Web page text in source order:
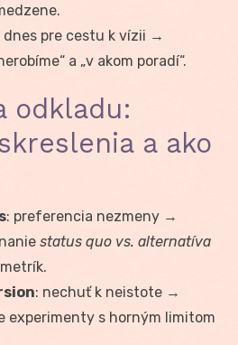
dnes pre cestu k vízii →
a „v akom poradí“.
odkladu:
a ako
: preferencia nezmeny →
status quo vs. alternatíva
: nechuť k neistote →
experimenty s horným limitom